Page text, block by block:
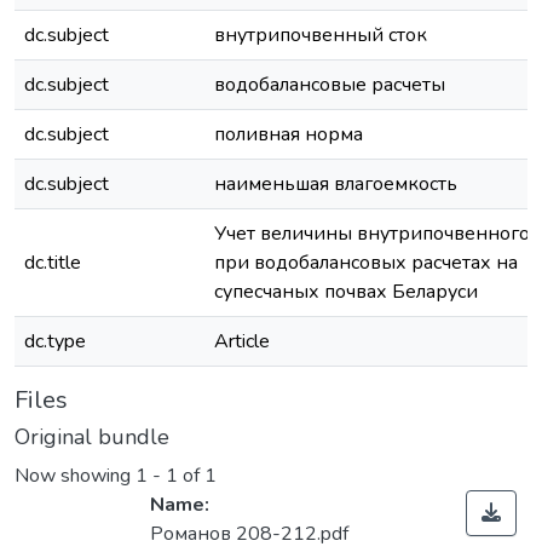
dc.subject
внутрипочвенный сток
dc.subject
водобалансовые расчеты
dc.subject
поливная норма
dc.subject
наименьшая влагоемкость
dc.title
Учет величины внутрипочвенного
при водобалансовых расчетах на
супесчаных почвах Беларуси
dc.type
Article
Files
Original bundle
Now showing 1 - 1 of 1
Name:
Романов 208-212.pdf